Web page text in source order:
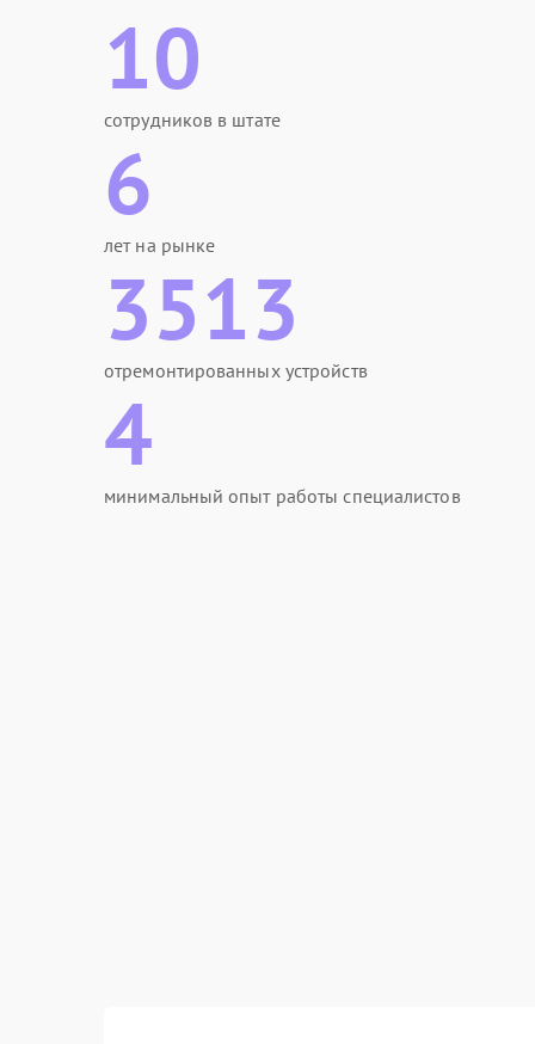
10
сотрудников в штате
6
лет на рынке
3513
отремонтированных устройств
4
минимальный опыт работы специалистов